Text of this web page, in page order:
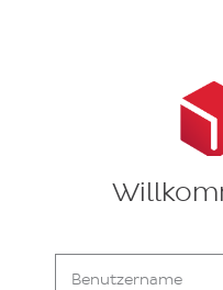
Benutzername